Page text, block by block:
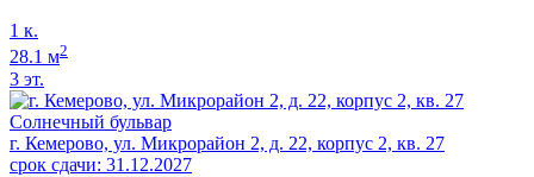
1 к.
28.1 м2
3 эт.
Солнечный бульвар
г. Кемерово, ул. Микрорайон 2, д. 22, корпус 2, кв. 27
срок сдачи: 31.12.2027